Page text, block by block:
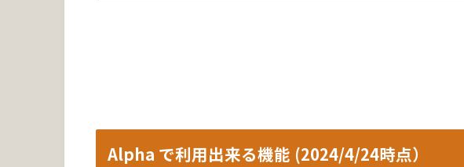
Alpha で利用出来る機能 (2024/4/24時点）